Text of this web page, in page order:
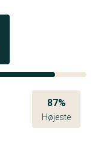
87%
Højeste